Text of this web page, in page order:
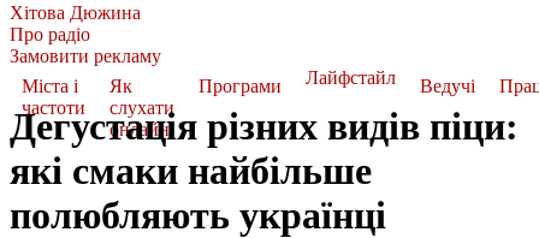
Хітова Дюжина
Про радіо
Замовити рекламу
Міста і
частоти
Як
слухати
онлайн
Програми Лайфстайл Ведучі
Дегустація різних видів піци:
які смаки найбільше
полюбляють українці